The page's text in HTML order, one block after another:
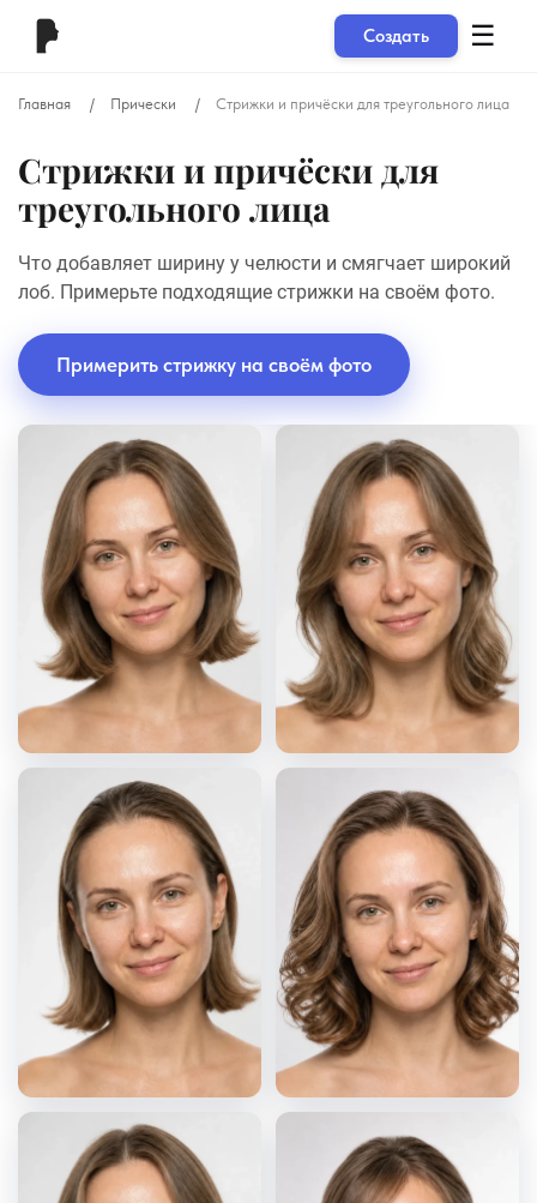
Создать ☰
Главная Прически Стрижки и причёски для треугольного лица
Стрижки и причёски для
треугольного лица
Что добавляет ширину у челюсти и смягчает широкий
лоб. Примерьте подходящие стрижки на своём фото.
Примерить стрижку на своём фото